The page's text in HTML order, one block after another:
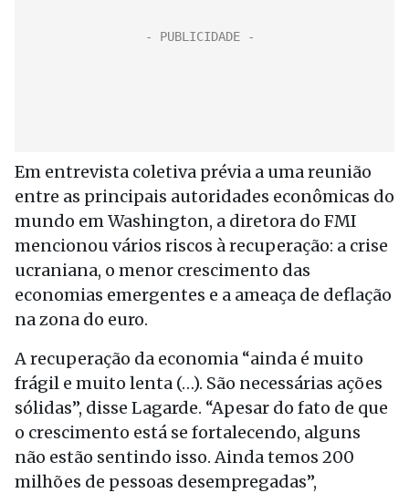
Em entrevista coletiva prévia a uma reunião
entre as principais autoridades econômicas do
mundo em Washington, a diretora do FMI
mencionou vários riscos à recuperação: a crise
ucraniana, o menor crescimento das
economias emergentes e a ameaça de deflação
na zona do euro.
A recuperação da economia “ainda é muito
frágil e muito lenta (…). São necessárias ações
sólidas”, disse Lagarde. “Apesar do fato de que
o crescimento está se fortalecendo, alguns
não estão sentindo isso. Ainda temos 200
milhões de pessoas desempregadas”,